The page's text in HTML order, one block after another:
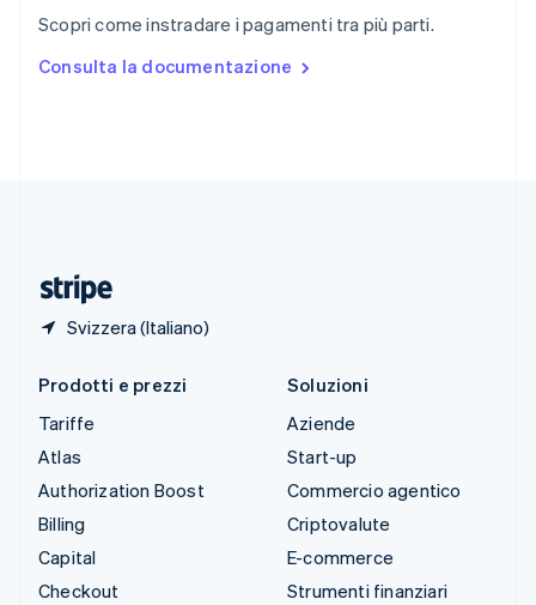
Scopri come instradare i pagamenti tra più parti.
Consulta la documentazione
Svizzera (Italiano)
EspañolEnglish
English Español简体中文
Prodotti e prezzi
Tariffe
Atlas
Authorization Boost
Billing
Capital
Checkout
Soluzioni
Aziende
Start-up
Commercio agentico
Criptovalute
E-commerce
Strumenti finanziari